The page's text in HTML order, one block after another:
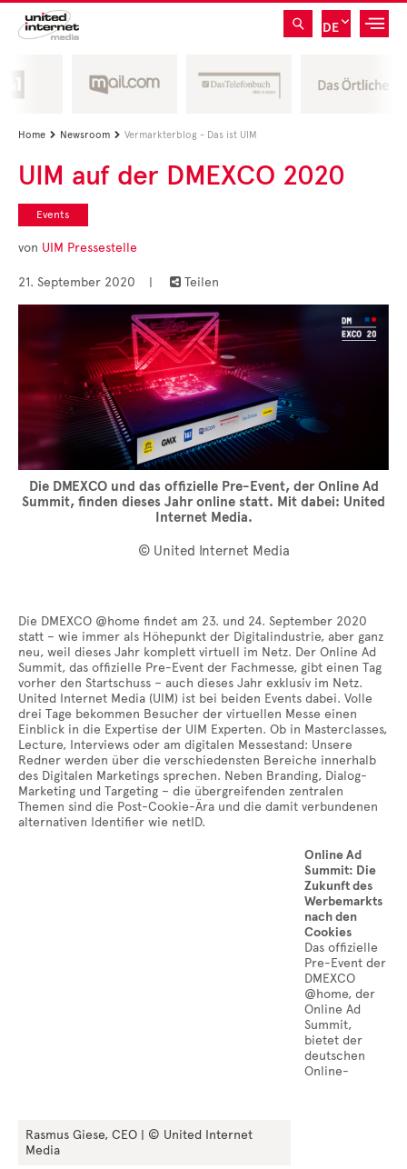
DE
Home  Newsroom  Vermarkterblog - Das ist UIM
UIM auf der DMEXCO 2020
Events
von UIM Pressestelle
21. September 2020 |  Teilen
Die DMEXCO und das offizielle Pre-Event, der Online Ad
Summit, finden dieses Jahr online statt. Mit dabei: United
Internet Media.
© United Internet Media
Die DMEXCO @home findet am 23. und 24. September 2020
statt – wie immer als Höhepunkt der Digitalindustrie, aber ganz
neu, weil dieses Jahr komplett virtuell im Netz. Der Online Ad
Summit, das offizielle Pre-Event der Fachmesse, gibt einen Tag
vorher den Startschuss – auch dieses Jahr exklusiv im Netz.
United Internet Media (UIM) ist bei beiden Events dabei. Volle
drei Tage bekommen Besucher der virtuellen Messe einen
Einblick in die Expertise der UIM Experten. Ob in Masterclasses,
Lecture, Interviews oder am digitalen Messestand: Unsere
Redner werden über die verschiedensten Bereiche innerhalb
des Digitalen Marketings sprechen. Neben Branding, Dialog-
Marketing und Targeting – die übergreifenden zentralen
Themen sind die Post-Cookie-Ära und die damit verbundenen
alternativen Identifier wie netID.
Rasmus Giese, CEO | © United Internet
Media
Online Ad
Summit: Die
Zukunft des
Werbemarkts
nach den
Cookies
Das offizielle
Pre-Event der
DMEXCO
@home, der
Online Ad
Summit,
bietet der
deutschen
Online-